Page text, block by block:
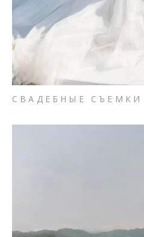
СВАДЕБНЫЕ СЪЕМКИ